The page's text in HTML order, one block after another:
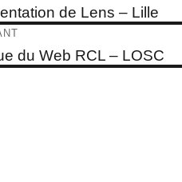
:
de Lens – Lille
:
du Web RCL – LOSC